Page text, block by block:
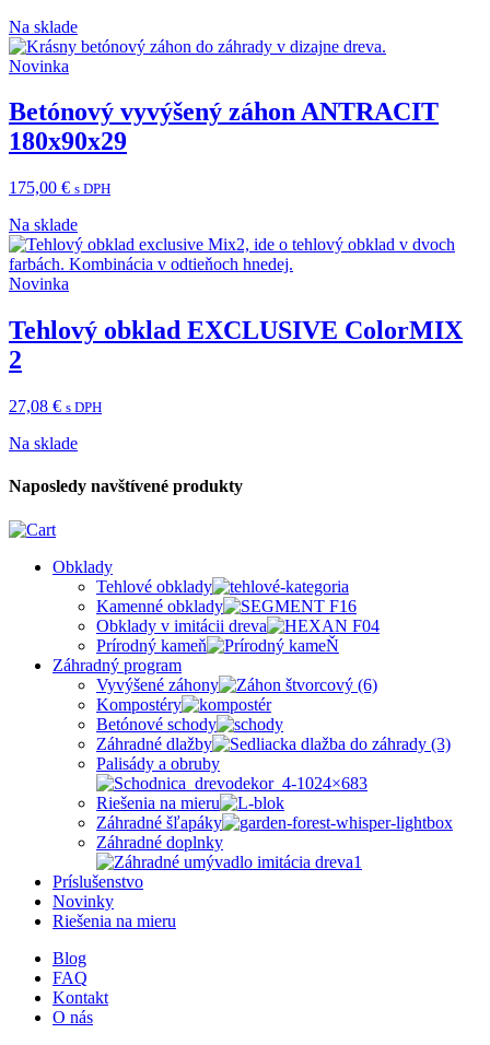
Na sklade
Novinka
Betónový vyvýšený záhon ANTRACIT
180x90x29
175,00 € s DPH
Na sklade
Novinka
Tehlový obklad EXCLUSIVE ColorMIX
2
27,08 € s DPH
Na sklade
Naposledy navštívené produkty
Obklady
Tehlové obklady
Kamenné obklady
Obklady v imitácii dreva
Prírodný kameň
Záhradný program
Vyvýšené záhony
Kompostéry
Betónové schody
Záhradné dlažby
Palisády a obruby
Riešenia na mieru
Záhradné šľapáky
Záhradné doplnky
Príslušenstvo
Novinky
Riešenia na mieru
Blog
FAQ
Kontakt
O nás